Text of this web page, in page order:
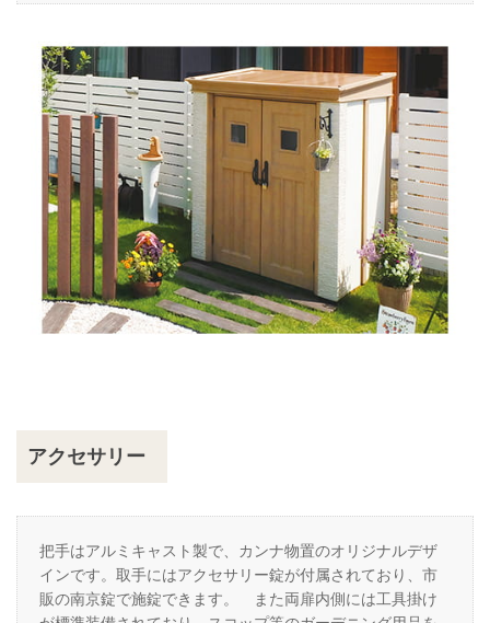
アクセサリー
把手はアルミキャスト製で、カンナ物置のオリジナルデザ
インです。取手にはアクセサリー錠が付属されており、市
販の南京錠で施錠できます。 また両扉内側には工具掛け